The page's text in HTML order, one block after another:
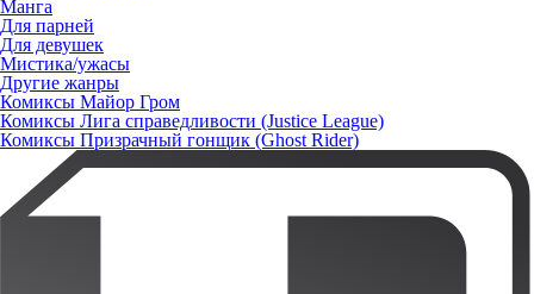
Манга
Для парней
Для девушек
Мистика/ужасы
Другие жанры
Комиксы Майор Гром
Комиксы Лига справедливости (Justice League)
Комиксы Призрачный гонщик (Ghost Rider)